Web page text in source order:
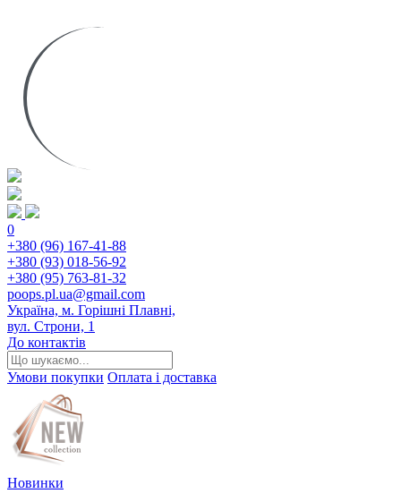
0
+380 (96) 167-41-88
+380 (93) 018-56-92
+380 (95) 763-81-32
poops.pl.ua@gmail.com
Україна, м. Горішні Плавні,
вул. Строни, 1
До контактів
Умови покупки Оплата і доставка
Новинки